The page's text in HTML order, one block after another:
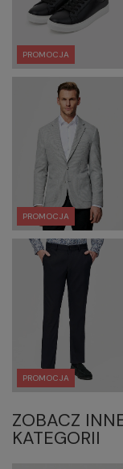
PROMOCJA
PROMOCJA
PROMOCJA
ZOBACZ
KATEGORII